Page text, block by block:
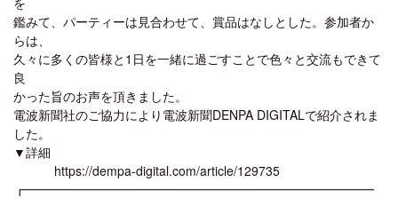
鑑みて、パーティーは見合わせて、賞品はなしとした。参加者か
らは、
久々に多くの皆様と1日を一緒に過ごすことで色々と交流もできて
良
かった旨のお声を頂きました。
電波新聞社のご協力により電波新聞DENPA DIGITALで紹介されま
した。
▼詳細
https://dempa-digital.com/article/129735
┏━━━━━━━━━━━━━━━━━━━━━━━━━━━━